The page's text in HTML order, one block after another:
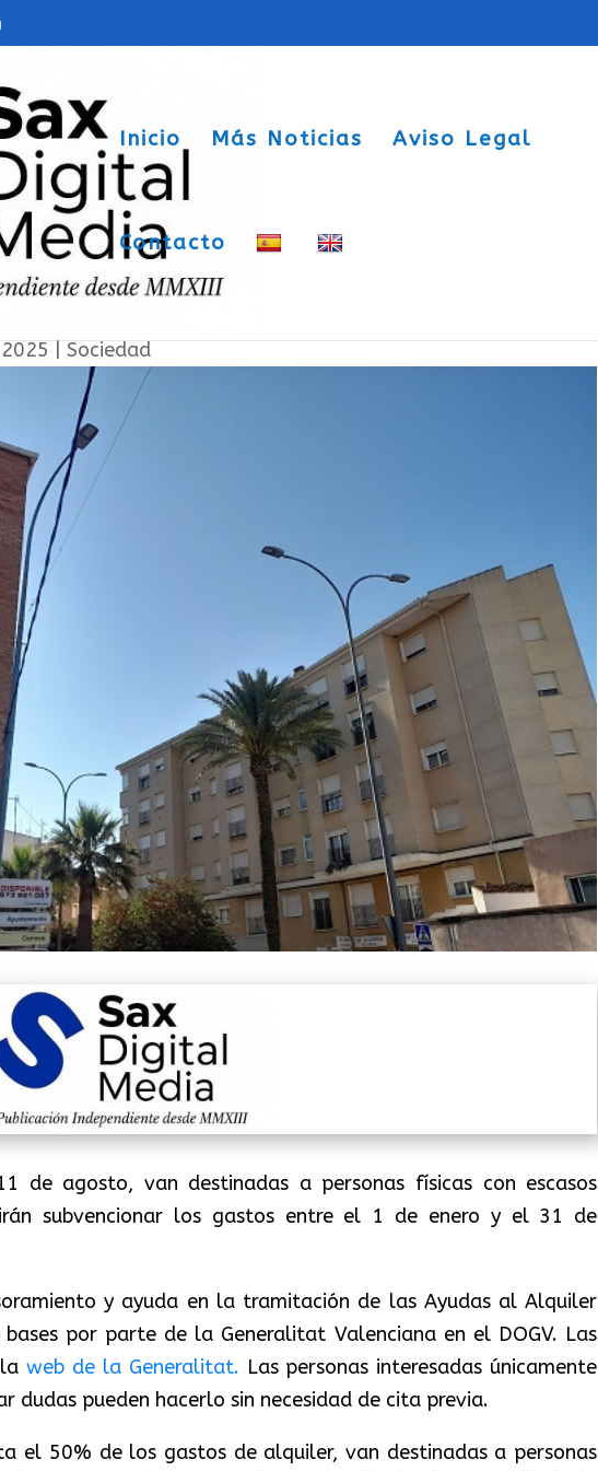
Inicio Más Noticias Aviso Legal
Contacto
tramitar las Ayudas al Alquiler
Sociedad
de agosto, van destinadas a personas físicas con escasos
subvencionar los gastos entre el 1 de enero y el 31 de
y ayuda en la tramitación de las Ayudas al Alquiler
por parte de la Generalitat Valenciana en el DOGV. Las
laweb de la Generalitat. Las personas interesadas únicamente
dudas pueden hacerlo sin necesidad de cita previa.
el 50% de los gastos de alquiler, van destinadas a personas